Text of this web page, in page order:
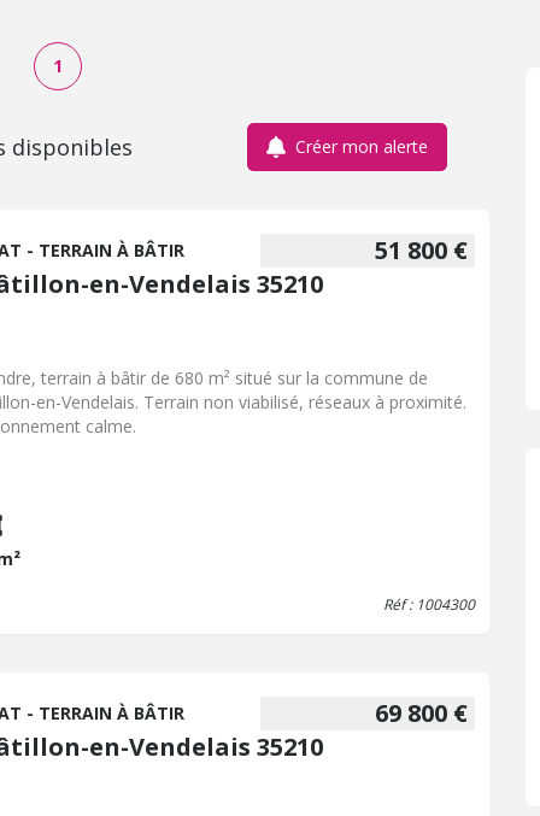
1
disponibles Créer mon alerte
51 800 €
- TERRAIN À BÂTIR
en-Vendelais 35210
terrain à bâtir de 680 m² situé sur la commune de
en-Vendelais. Terrain non viabilisé, réseaux à proximité.
calme.
Réf : 1004300
69 800 €
- TERRAIN À BÂTIR
en-Vendelais 35210